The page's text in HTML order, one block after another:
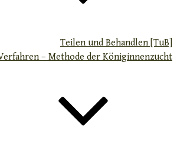
Teilen und Behandlen [TuB]
– Methode der Königinnenzucht